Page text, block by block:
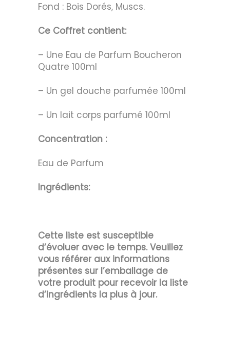
Fond : Bois Dorés, Muscs.
Ce Coffret contient:
– Une Eau de Parfum Boucheron
Quatre 100ml
– Un gel douche parfumée 100ml
– Un lait corps parfumé 100ml
Concentration :
Eau de Parfum
Ingrédients:
Cette liste est susceptible
d’évoluer avec le temps. Veuillez
vous référer aux informations
présentes sur l’emballage de
votre produit pour recevoir la liste
d’ingrédients la plus à jour.